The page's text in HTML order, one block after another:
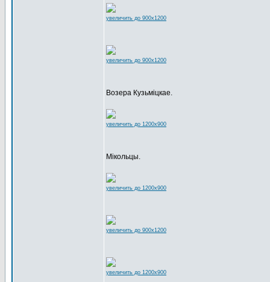
увеличить до 900x1200
увеличить до 900x1200
Возера Кузьміцкае.
увеличить до 1200x900
Мікольцы.
увеличить до 1200x900
увеличить до 900x1200
увеличить до 1200x900